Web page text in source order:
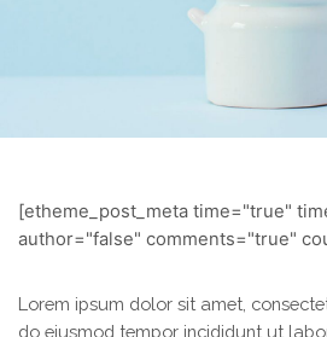
[etheme_post_meta time="true"
author="false" comments="true"
Lorem ipsum dolor sit amet,
do eiusmod tempor incididunt ut